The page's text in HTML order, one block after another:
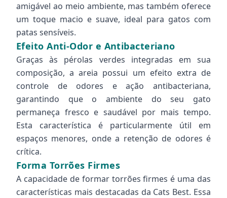
amigável ao meio ambiente, mas também oferece
um toque macio e suave, ideal para gatos com
patas sensíveis.
Efeito Anti-Odor e Antibacteriano
Graças às pérolas verdes integradas em sua
composição, a areia possui um efeito extra de
controle de odores e ação antibacteriana,
garantindo que o ambiente do seu gato
permaneça fresco e saudável por mais tempo.
Esta característica é particularmente útil em
espaços menores, onde a retenção de odores é
crítica.
Forma Torrões Firmes
A capacidade de formar torrões firmes é uma das
características mais destacadas da Cats Best. Essa